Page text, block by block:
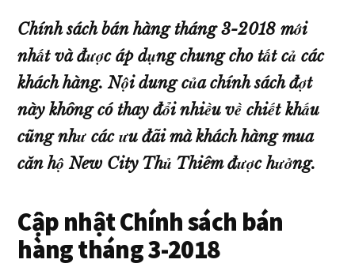
giá
tốt
thị
trường!
Chính sách bán hàng tháng 3-2018 mới
nhất và được áp dụng chung cho tất cả các
khách hàng. Nội dung của chính sách đợt
này không có thay đổi nhiều về chiết khấu
cũng như các ưu đãi mà khách hàng mua
căn hộ New City Thủ Thiêm được hưởng.
Cập nhật Chính sách bán
hàng tháng 3-2018